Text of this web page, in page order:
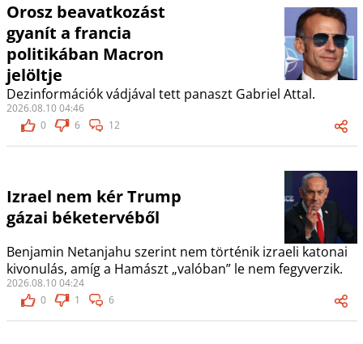
Orosz beavatkozást
gyanít a francia
politikában Macron
jelöltje
Dezinformációk vádjával tett panaszt Gabriel Attal.
2026.08.10 04:46
0
6 12
Izrael nem kér Trump
gázai béketervéből
Benjamin Netanjahu szerint nem történik izraeli katonai
kivonulás, amíg a Hamászt „valóban” le nem fegyverzik.
2026.08.10 04:24
0
1 6